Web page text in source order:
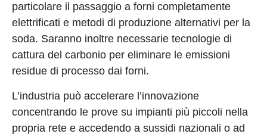
particolare il passaggio a forni completamente
elettrificati e metodi di produzione alternativi per la
soda. Saranno inoltre necessarie tecnologie di
cattura del carbonio per eliminare le emissioni
residue di processo dai forni.
L’industria può accelerare l’innovazione
concentrando le prove su impianti più piccoli nella
propria rete e accedendo a sussidi nazionali o ad